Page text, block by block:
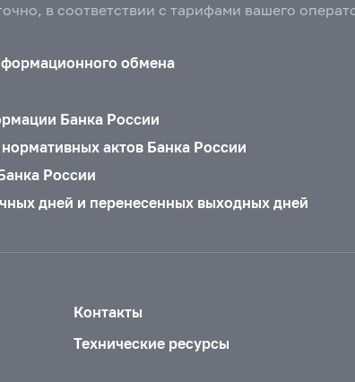
в соответствии с тарифами вашего
обмена
Банка России
актов Банка России
России
дней и перенесенных выходных дней
Контакты
Технические ресурсы